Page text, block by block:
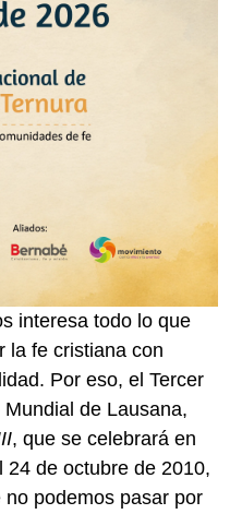
interesa todo lo que
la fe cristiana con
Por eso, el Tercer
Mundial de Lausana,
, que se celebrará en
24 de octubre de 2010,
podemos pasar por